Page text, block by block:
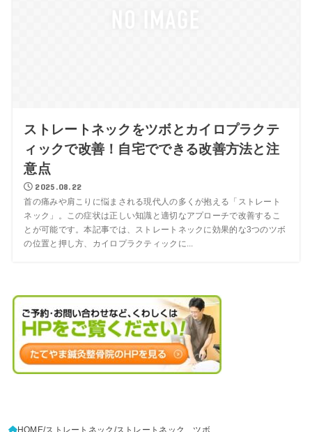
ストレートネックをツボとカイロプラクテ
ィックで改善！自宅でできる改善方法と注
意点
2025.08.22
首の痛みや肩こりに悩まされる現代人の多くが抱える「ストレート
ネック」。この症状は正しい知識と適切なアプローチで改善するこ
とが可能です。本記事では、ストレートネックに効果的な3つのツボ
の位置と押し方、カイロプラクティックに...
HOME ストレートネック ストレートネック ツボ